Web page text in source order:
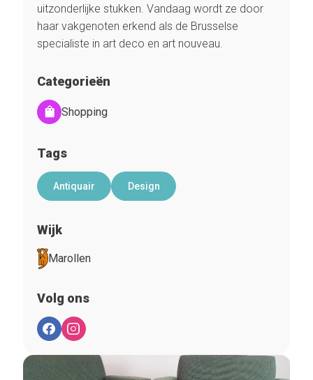
uitzonderlijke stukken. Vandaag wordt ze door
haar vakgenoten erkend als de Brusselse
specialiste in art deco en art nouveau.
Categorieën
Shopping
Tags
Antiquair Design
Wijk
Marollen
Volg ons